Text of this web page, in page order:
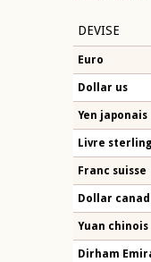
DEVISE
Euro
Dollar us
Yen japonais
Livre sterling
Franc suisse
Dollar
Yuan chinois
Dirham